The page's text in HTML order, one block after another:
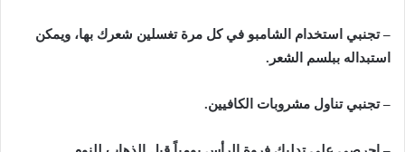
– تجنبي استخدام الشامبو في كل مرة تغسلين شعرك بها، ويمكن
استبداله ببلسم الشعر.
– تجنبي تناول مشروبات الكافيين.